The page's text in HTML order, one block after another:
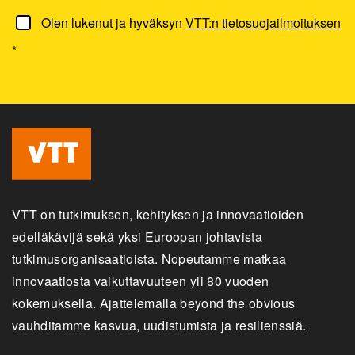
Olen lukenut ja hyväksynVTT:n tietosuojailmoituksen
*
VTT on tutkimuksen, kehityksen ja innovaatioiden
edelläkävijä sekä yksi Euroopan johtavista
tutkimusorganisaatioista. Nopeutamme matkaa
innovaatiosta vaikuttavuuteen yli 80 vuoden
kokemuksella. Ajattelemalla beyond the obvious
vauhditamme kasvua, uudistumista ja resilienssiä.